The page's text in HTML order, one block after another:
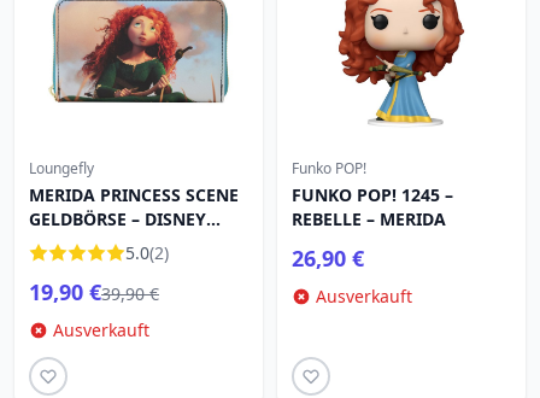
Loungefly
MERIDA PRINCESS SCENE
GELDBÖRSE – DISNEY
LOUNGEFLY5.0(2)
19,90 €39,90 €
Ausverkauft
Funko POP!
FUNKO POP! 1245 –
REBELLE – MERIDA
26,90 €
Ausverkauft